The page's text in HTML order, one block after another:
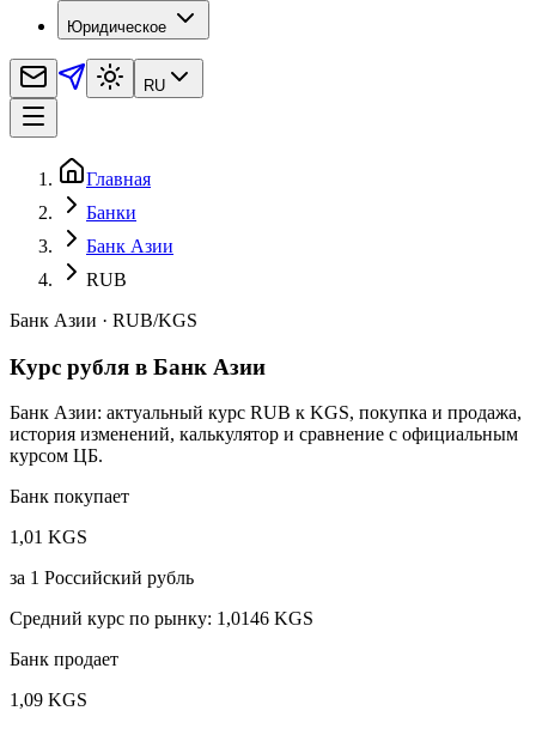
Юридическое
RU
Главная
Банки
Банк Азии
RUB
Банк Азии · RUB/KGS
Курс рубля в Банк Азии
Банк Азии: актуальный курс RUB к KGS, покупка и продажа,
история изменений, калькулятор и сравнение с официальным
курсом ЦБ.
Банк покупает
1,01 KGS
за 1 Российский рубль
Средний курс по рынку: 1,0146 KGS
Банк продает
1,09 KGS